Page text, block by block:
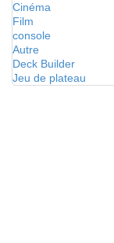
Cinéma
Film
console
Autre
Deck Builder
Jeu de plateau